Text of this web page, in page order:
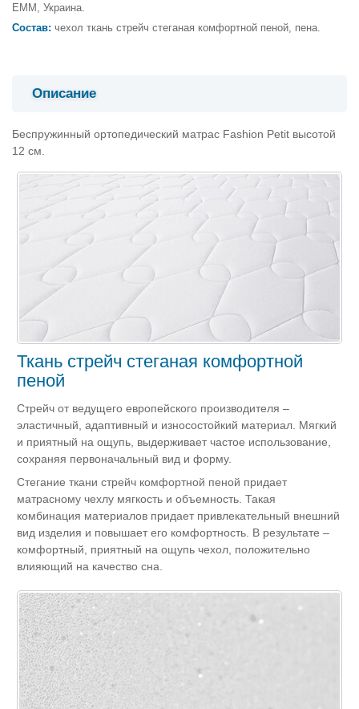
ЕММ, Украина.
Состав: чехол ткань стрейч стеганая комфортной пеной, пена.
Описание
Беспружинный ортопедический матрас Fashion Petit высотой
12 см.
Ткань стрейч стеганая комфортной
пеной
Стрейч от ведущего европейского производителя –
эластичный, адаптивный и износостойкий материал. Мягкий
и приятный на ощупь, выдерживает частое использование,
сохраняя первоначальный вид и форму.
Стегание ткани стрейч комфортной пеной придает
матрасному чехлу мягкость и объемность. Такая
комбинация материалов придает привлекательный внешний
вид изделия и повышает его комфортность. В результате –
комфортный, приятный на ощупь чехол, положительно
влияющий на качество сна.